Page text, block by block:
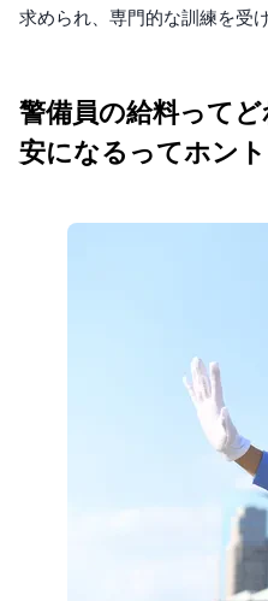
求められ、専門的な訓練を受
警備員の給料って
安になるってホント